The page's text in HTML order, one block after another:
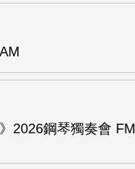
2026鋼琴獨奏會 FM